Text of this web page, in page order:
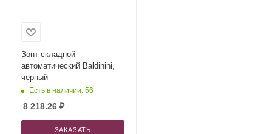
Зонт складной
автоматический Baldinini,
черный
Есть в наличии: 56
8 218.26 ₽
ЗАКАЗАТЬ